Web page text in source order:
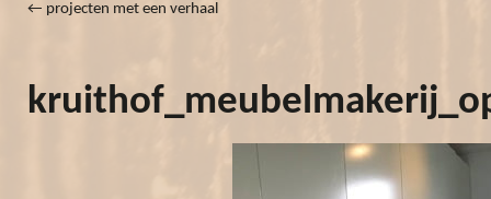
← projecten met een verhaal